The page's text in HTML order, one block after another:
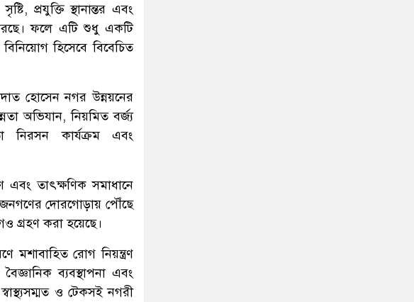
প্রযুক্তি স্থানান্তর এবং
ফলে এটি শুধু একটি
হিসেবে বিবেচিত
হোসেন নগর উন্নয়নের
অভিযান, নিয়মিত বর্জ্য
নিরসন কার্যক্রম এবং
এবং তাৎক্ষণিক সমাধানে
জনগণের দোরগোড়ায় পৌঁছে
গ্রহণ করা হয়েছে।
মশাবাহিত রোগ নিয়ন্ত্রণ
ব্যবস্থাপনা এবং
ও টেকসই নগরী